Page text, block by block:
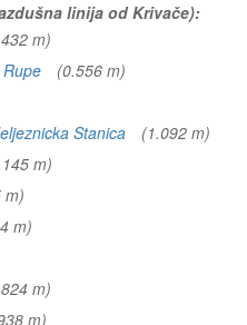
linija od Krivače):
m)
(0.556 m)
Stanica
(1.092 m)
m)
m)
m)
m)
m)